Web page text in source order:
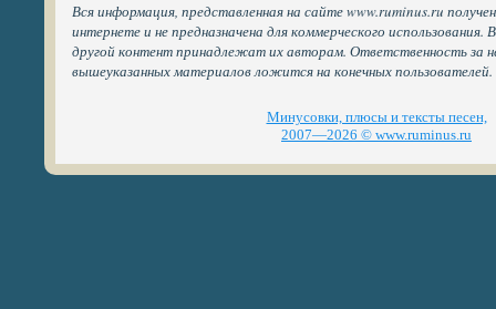
Вся информация, представленная на сайте www.ruminus.ru
интернете и не предназначена для коммерческого
другой контент принадлежат их авторам. Ответственность за
вышеуказанных материалов ложится на конечных пользователей.
Минусовки, плюсы и тексты песен,
2007—2026 © www.ruminus.ru